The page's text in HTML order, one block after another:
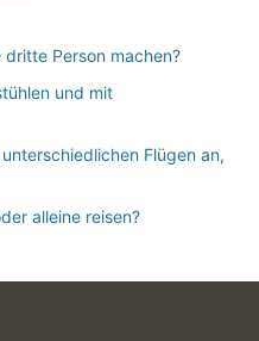
Person machen?
und mit
Flügen an,
alleine reisen?